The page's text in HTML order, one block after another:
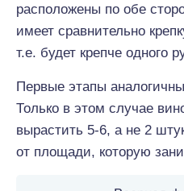
расположены по обе
имеет сравнительно
т.е. будет крепче одного
Первые этапы
Только в этом случае
вырастить 5-6, а не 2
от площади, которую